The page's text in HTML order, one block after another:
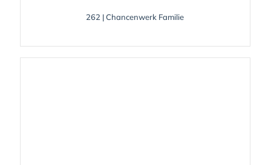
262 | Chancenwerk Familie